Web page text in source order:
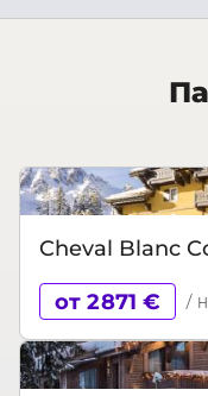
Cheval Blanc
от 2871 € /